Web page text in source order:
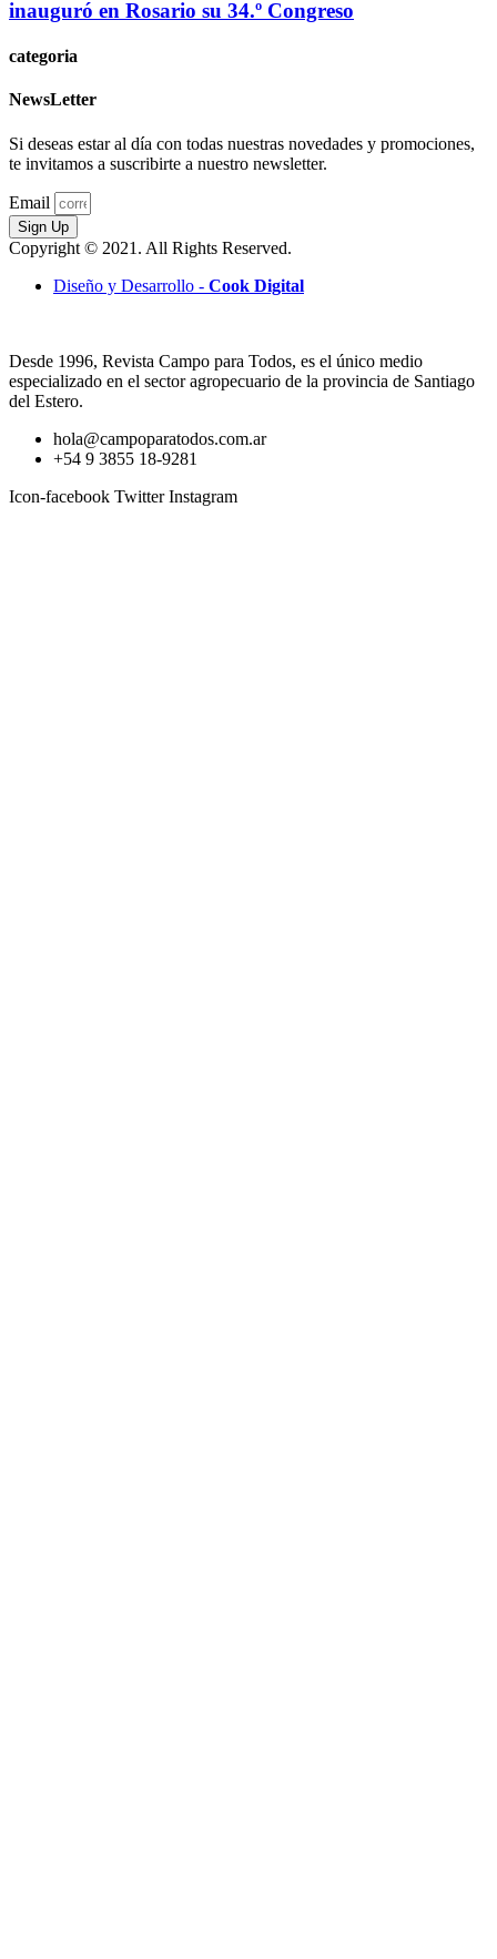
inauguró en Rosario su 34.º Congreso
categoria
NewsLetter
Si deseas estar al día con todas nuestras novedades y promociones,
te invitamos a suscribirte a nuestro newsletter.
Email
Sign Up
Copyright © 2021. All Rights Reserved.
Diseño y Desarrollo - Cook Digital
Desde 1996, Revista Campo para Todos, es el único medio
especializado en el sector agropecuario de la provincia de Santiago
del Estero.
hola@campoparatodos.com.ar
+54 9 3855 18-9281
Icon-facebook Twitter Instagram